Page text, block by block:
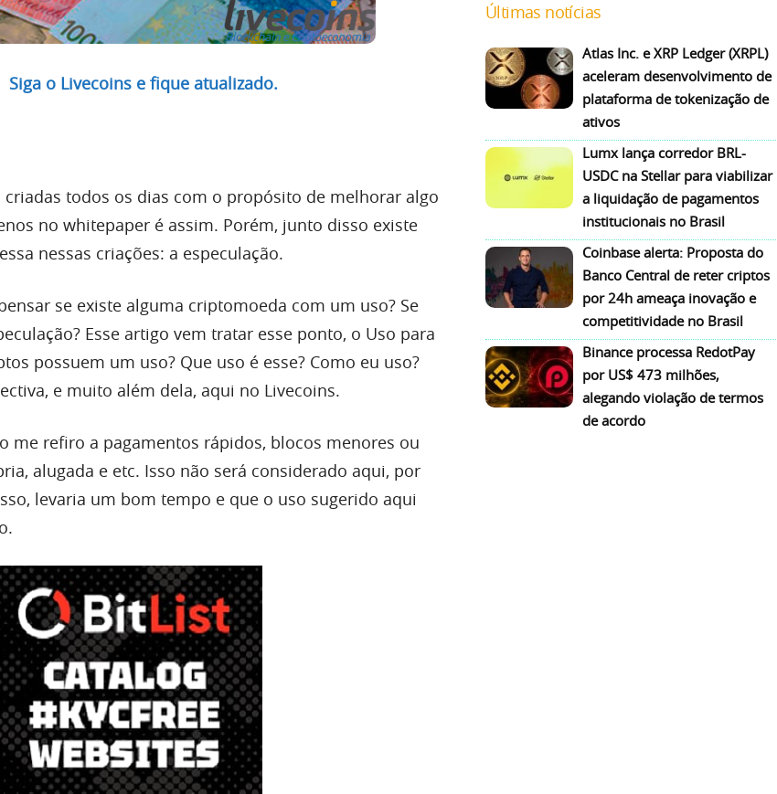
Siga o Livecoins e fique atualizado.
todos os dias com o propósito de melhorar algo
no whitepaper é assim. Porém, junto disso existe
nessas criações: a especulação.
se existe alguma criptomoeda com um uso? Se
Esse artigo vem tratar esse ponto, o Uso para
possuem um uso? Que uso é esse? Como eu uso?
e muito além dela, aqui no Livecoins.
me refiro a pagamentos rápidos, blocos menores ou
alugada e etc. Isso não será considerado aqui, por
levaria um bom tempo e que o uso sugerido aqui
Últimas notícias
Atlas Inc. e XRP Ledger (XRPL)
aceleram desenvolvimento de
plataforma de tokenização de
ativos
Lumx lança corredor BRL-
USDC na Stellar para viabilizar
a liquidação de pagamentos
institucionais no Brasil
Coinbase alerta: Proposta do
Banco Central de reter criptos
por 24h ameaça inovação e
competitividade no Brasil
Binance processa RedotPay
por US$ 473 milhões,
alegando violação de termos
de acordo